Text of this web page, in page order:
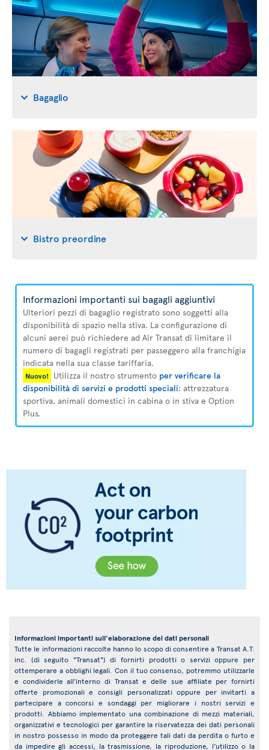
Bagaglio
Bistro preordine
Informazioni importanti sui bagagli aggiuntivi
Ulteriori pezzi di bagaglio registrato sono soggetti alla
disponibilità di spazio nella stiva. La configurazione di
alcuni aerei può richiedere ad Air Transat di limitare il
numero di bagagli registrati per passeggero alla franchigia
indicata nella sua classe tariffaria.
Nuovo! Utilizza il nostro strumento per verificare la
disponibilità di servizi e prodotti speciali: attrezzatura
sportiva, animali domestici in cabina o in stiva e Option
Plus.
Informazioni importanti sull'elaborazione dei dati personali
Tutte le informazioni raccolte hanno lo scopo di consentire a Transat A.T.
inc. (di seguito "Transat") di fornirti prodotti o servizi oppure per
ottemperare a obblighi legali. Con il tuo consenso, potremmo utilizzarle
e condividerle all'interno di Transat e delle sue affiliate per fornirti
offerte promozionali e consigli personalizzati oppure per invitarti a
partecipare a concorsi e sondaggi per migliorare i nostri servizi e
prodotti. Abbiamo implementato una combinazione di mezzi materiali,
organizzativi e tecnologici per garantire la riservatezza dei dati personali
in nostro possesso in modo da proteggere tali dati da perdita o furto e
da impedire gli accessi, la trasmissione, la riproduzione, l'utilizzo o la